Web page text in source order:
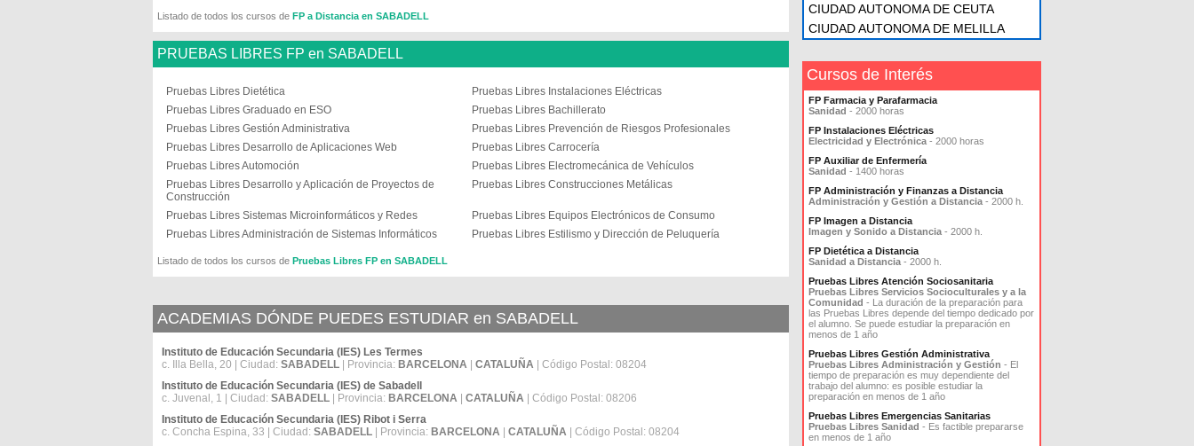
Listado de todos los cursos de FP a Distancia en SABADELL
PRUEBAS LIBRES FP en SABADELL
Pruebas Libres Dietética
Pruebas Libres Instalaciones Eléctricas
Pruebas Libres Graduado en ESO
Pruebas Libres Bachillerato
Pruebas Libres Gestión Administrativa
Pruebas Libres Prevención de Riesgos Profesionales
Pruebas Libres Desarrollo de Aplicaciones Web
Pruebas Libres Carrocería
Pruebas Libres Automoción
Pruebas Libres Electromecánica de Vehículos
Pruebas Libres Desarrollo y Aplicación de Proyectos de
Construcción
Pruebas Libres Construcciones Metálicas
Pruebas Libres Sistemas Microinformáticos y Redes
Pruebas Libres Equipos Electrónicos de Consumo
Pruebas Libres Administración de Sistemas Informáticos
Pruebas Libres Estilismo y Dirección de Peluquería
Listado de todos los cursos de Pruebas Libres FP en SABADELL
ACADEMIAS DÓNDE PUEDES ESTUDIAR en SABADELL
Instituto de Educación Secundaria (IES) Les Termes
c. Illa Bella, 20 | Ciudad: SABADELL | Provincia: BARCELONA CATALUÑA | Código Postal: 08204
Instituto de Educación Secundaria (IES) de Sabadell
c. Juvenal, 1 | Ciudad: SABADELL | Provincia: BARCELONA CATALUÑA | Código Postal: 08206
Instituto de Educación Secundaria (IES) Ribot i Serra
c. Concha Espina, 33 | Ciudad: SABADELL | Provincia: BARCELONA CATALUÑA | Código Postal: 08204
CIUDAD AUTONOMA DE CEUTA
CIUDAD AUTONOMA DE MELILLA
Cursos de Interés
FP Farmacia y Parafarmacia
Sanidad - 2000 horas
FP Instalaciones Eléctricas
Electricidad y Electrónica - 2000 horas
FP Auxiliar de Enfermería
Sanidad - 1400 horas
FP Administración y Finanzas a Distancia
Administración y Gestión a Distancia - 2000 h.
FP Imagen a Distancia
Imagen y Sonido a Distancia - 2000 h.
FP Dietética a Distancia
Sanidad a Distancia - 2000 h.
Pruebas Libres Atención Sociosanitaria
Pruebas Libres Servicios Socioculturales y a la
Comunidad - La duración de la preparación para
las Pruebas Libres depende del tiempo dedicado por
el alumno. Se puede estudiar la preparación en
menos de 1 año
Pruebas Libres Gestión Administrativa
Pruebas Libres Administración y Gestión - El
tiempo de preparación es muy dependiente del
trabajo del alumno: es posible estudiar la
preparación en menos de 1 año
Pruebas Libres Emergencias Sanitarias
Pruebas Libres Sanidad - Es factible prepararse
en menos de 1 año